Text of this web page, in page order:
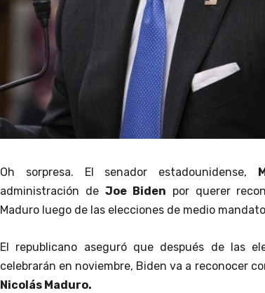
Oh sorpresa. El senador estadounidense,
administración de Joe Biden por querer
Maduro luego de las elecciones de medio
El republicano aseguró que después de las
celebrarán en noviembre, Biden va a reconocer
Nicolás Maduro.